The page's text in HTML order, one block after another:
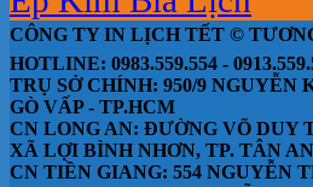
CÔNG TY IN LỊCH TẾT ©
HOTLINE: 0983.559.554 -
TRỤ SỞ CHÍNH: 950/9 NGUYỄN
GÒ VẤP - TP.HCM
CN LONG AN: ĐƯỜNG VÕ DUY
XÃ LỢI BÌNH NHƠN, TP. TÂN AN
CN TIỀN GIANG: 554 NGUYỄN